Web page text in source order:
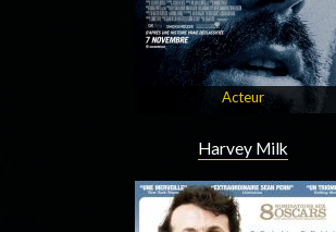
Acteur
Harvey Milk